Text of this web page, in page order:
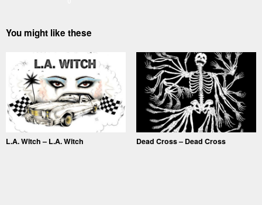
You might like these
L.A. Witch – L.A. Witch Dead Cross – Dead Cross